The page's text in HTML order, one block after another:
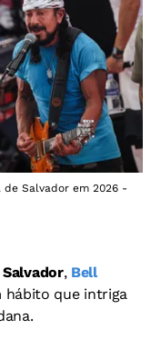
de Salvador em 2026 -
, Bell
hábito que intriga